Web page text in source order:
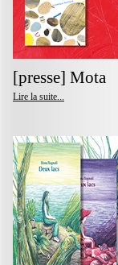
[presse] Mota
Lire la suite...